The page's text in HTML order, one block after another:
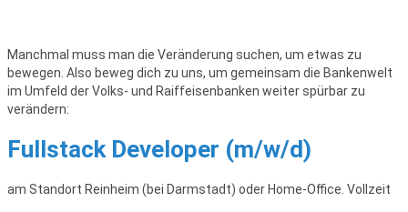
Manchmal muss man die Veränderung suchen, um etwas zu
bewegen. Also beweg dich zu uns, um gemeinsam die Bankenwelt
im Umfeld der Volks- und Raiffeisenbanken weiter spürbar zu
verändern:
Fullstack Developer (m/w/d)
am Standort Reinheim (bei Darmstadt) oder Home-Office. Vollzeit